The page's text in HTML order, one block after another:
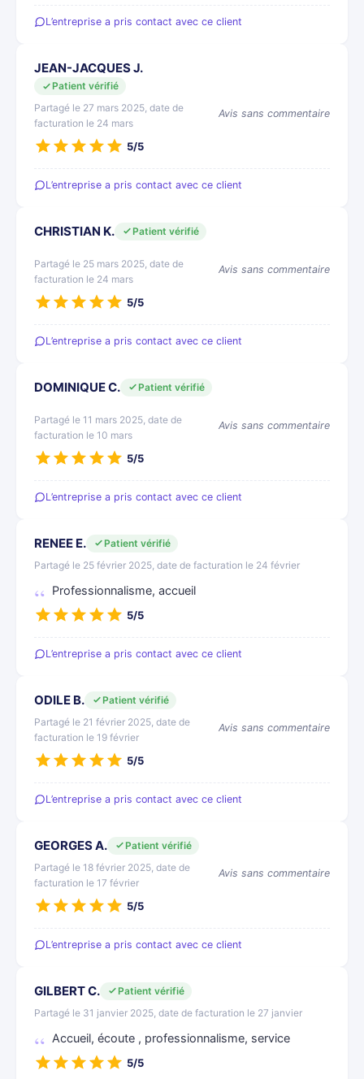
L’entreprise a pris contact avec ce client
JEAN-JACQUES J.
Patient vérifié
Partagé le 27 mars 2025, date de
facturation le 24 mars
Avis sans commentaire
5/5
L’entreprise a pris contact avec ce client
CHRISTIAN K. Patient vérifié
Partagé le 25 mars 2025, date de
facturation le 24 mars
Avis sans commentaire
5/5
L’entreprise a pris contact avec ce client
DOMINIQUE C. Patient vérifié
Partagé le 11 mars 2025, date de
facturation le 10 mars
Avis sans commentaire
5/5
L’entreprise a pris contact avec ce client
RENEE E.
Patient vérifié
Partagé le 25 février 2025, date de facturation le 24 février
Professionnalisme, accueil
5/5
L’entreprise a pris contact avec ce client
ODILE B.
Patient vérifié
Partagé le 21 février 2025, date de
facturation le 19 février
Avis sans commentaire
5/5
L’entreprise a pris contact avec ce client
GEORGES A.
Patient vérifié
Partagé le 18 février 2025, date de
facturation le 17 février
Avis sans commentaire
5/5
L’entreprise a pris contact avec ce client
GILBERT C.
Patient vérifié
Partagé le 31 janvier 2025, date de facturation le 27 janvier
Accueil, écoute , professionnalisme, service
5/5